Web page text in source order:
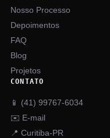
Nosso Processo
Depoimentos
FAQ
Blog
Projetos
CONTATO
📱 (41) 99767-6034
✉️ E-mail
📍 Curitiba-PR